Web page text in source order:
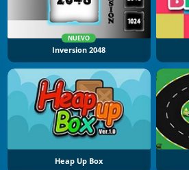
NUEVO
Inversion 2048
Heap Up Box